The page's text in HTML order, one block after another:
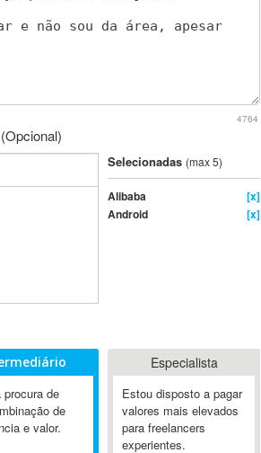
4764
(Opcional)
Selecionadas (max 5)
Alibaba
[x]
Android
[x]
procura de
de
e valor.
Especialista
Estou disposto a pagar
valores mais elevados
para freelancers
experientes.